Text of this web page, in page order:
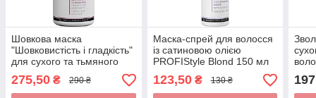
Шовкова маска
"Шовковистість і гладкість"
для сухого та тьмяного
волосся PROFIStyle Silk
500 мл
275,50 ₴ 290 ₴
Маска-спрей для волосся
із сатиновою олією
PROFIStyle Blond 150 мл
123,50₴ 130 ₴
500
197